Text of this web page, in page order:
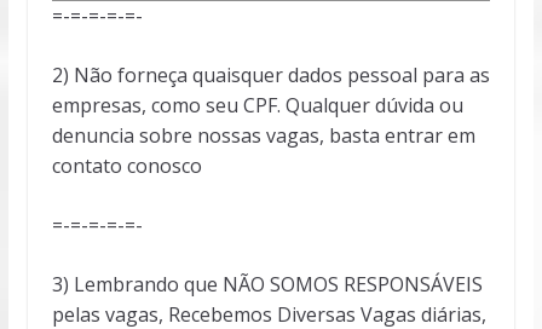
=-=-=-=-=-
2) Não forneça quaisquer dados pessoal para as
empresas, como seu CPF. Qualquer dúvida ou
denuncia sobre nossas vagas, basta entrar em
contato conosco
=-=-=-=-=-
3) Lembrando que NÃO SOMOS RESPONSÁVEIS
pelas vagas, Recebemos Diversas Vagas diárias,